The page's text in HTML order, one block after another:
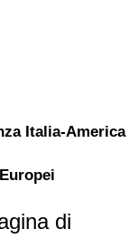
Italia-America
di